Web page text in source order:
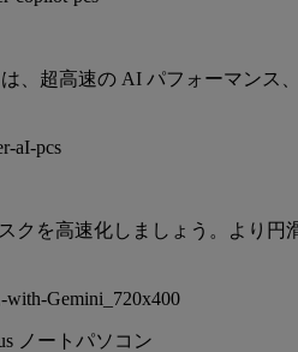
は、超高速の AI パフォーマンス
クを高速化しましょう。より
ノートパソコン